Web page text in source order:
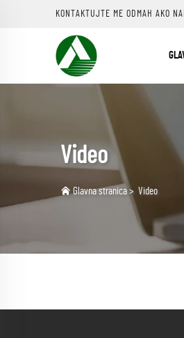
KONTAKTUJTE ME ODMAH AKO
Video
Glavna stranica> Video